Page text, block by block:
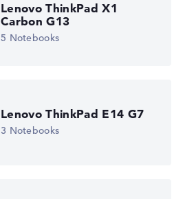
Lenovo ThinkPad X1
Carbon G13
5 Notebooks
Lenovo ThinkPad E14 G7
3 Notebooks